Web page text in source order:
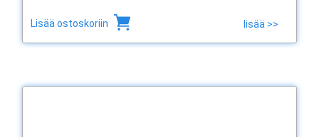
Lisää ostoskoriin lisää >>